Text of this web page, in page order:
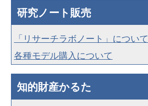
研究ノート販売
「リサーチラボノート」について
各種モデル購入について
知的財産かるた